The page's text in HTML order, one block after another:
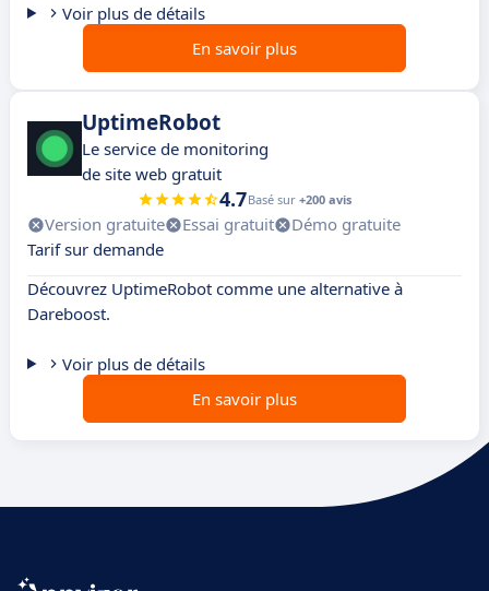
Voir plus de détails
En savoir plus
UptimeRobot
Le service de monitoring
de site web gratuit
4.7Basé sur +200 avis
Version gratuite Essai gratuit
Démo gratuite
Tarif sur demande
Découvrez UptimeRobot comme une alternative à
Dareboost.
Voir plus de détails
En savoir plus